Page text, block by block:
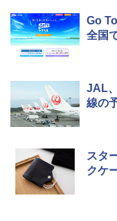
Go
全国
JAL
線の
スタ
クケ